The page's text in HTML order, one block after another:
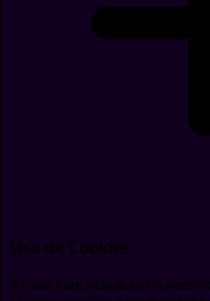
Uso de Cookies
Al usar este sitio aceptas